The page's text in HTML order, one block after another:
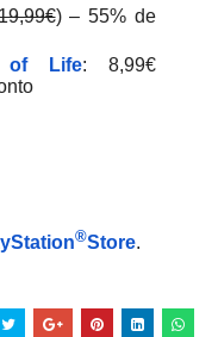
) – 55% de
of Life: 8,99€
®Store.